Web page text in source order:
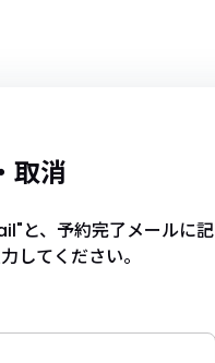
取消
と、予約完了メールに記
してください。